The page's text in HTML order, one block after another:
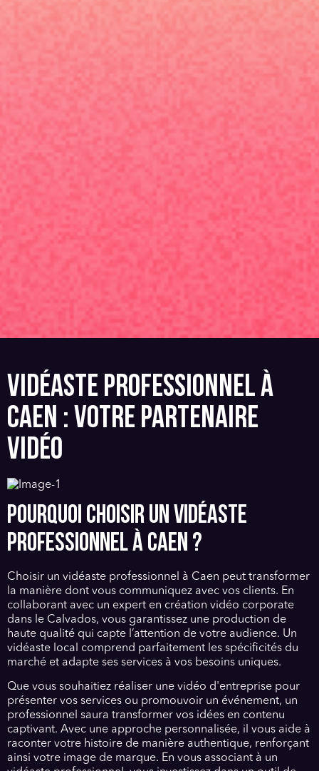
VIDÉASTE PROFESSIONNEL À
CAEN : VOTRE PARTENAIRE
VIDÉO
POURQUOI CHOISIR UN VIDÉASTE
PROFESSIONNEL À CAEN ?
Choisir un vidéaste professionnel à Caen peut transformer
la manière dont vous communiquez avec vos clients. En
collaborant avec un expert en création vidéo corporate
dans le Calvados, vous garantissez une production de
haute qualité qui capte l’attention de votre audience. Un
vidéaste local comprend parfaitement les spécificités du
marché et adapte ses services à vos besoins uniques.
Que vous souhaitiez réaliser une vidéo d'entreprise pour
présenter vos services ou promouvoir un événement, un
professionnel saura transformer vos idées en contenu
captivant. Avec une approche personnalisée, il vous aide à
raconter votre histoire de manière authentique, renforçant
ainsi votre image de marque. En vous associant à un